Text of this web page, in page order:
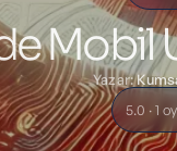
Mobil
Yazar:
5.0 · 1 oy